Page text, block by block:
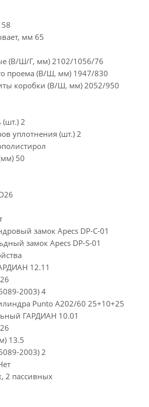
мм 65
(В/Ш/Г, мм) 2102/1056/76
проема (В/Ш, мм) 1947/830
коробки (В/Ш, мм) 2052/950
(шт.) 2
уплотнения (шт.) 2
50
замок Apecs DP-C-01
замок Apecs DP-S-01
12.11
2003) 4
Punto A202/60 25+10+25
ГАРДИАН 10.01
13.5
2003) 2
2 пассивных